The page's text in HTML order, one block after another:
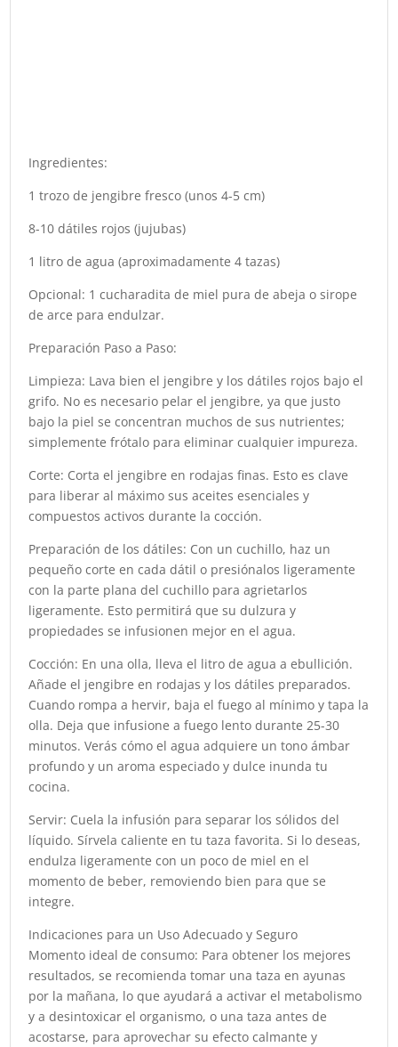
Ingredientes:
1 trozo de jengibre fresco (unos 4-5 cm)
8-10 dátiles rojos (jujubas)
1 litro de agua (aproximadamente 4 tazas)
Opcional: 1 cucharadita de miel pura de abeja o sirope
de arce para endulzar.
Preparación Paso a Paso:
Limpieza: Lava bien el jengibre y los dátiles rojos bajo el
grifo. No es necesario pelar el jengibre, ya que justo
bajo la piel se concentran muchos de sus nutrientes;
simplemente frótalo para eliminar cualquier impureza.
Corte: Corta el jengibre en rodajas finas. Esto es clave
para liberar al máximo sus aceites esenciales y
compuestos activos durante la cocción.
Preparación de los dátiles: Con un cuchillo, haz un
pequeño corte en cada dátil o presiónalos ligeramente
con la parte plana del cuchillo para agrietarlos
ligeramente. Esto permitirá que su dulzura y
propiedades se infusionen mejor en el agua.
Cocción: En una olla, lleva el litro de agua a ebullición.
Añade el jengibre en rodajas y los dátiles preparados.
Cuando rompa a hervir, baja el fuego al mínimo y tapa la
olla. Deja que infusione a fuego lento durante 25-30
minutos. Verás cómo el agua adquiere un tono ámbar
profundo y un aroma especiado y dulce inunda tu
cocina.
Servir: Cuela la infusión para separar los sólidos del
líquido. Sírvela caliente en tu taza favorita. Si lo deseas,
endulza ligeramente con un poco de miel en el
momento de beber, removiendo bien para que se
integre.
Indicaciones para un Uso Adecuado y Seguro
Momento ideal de consumo: Para obtener los mejores
resultados, se recomienda tomar una taza en ayunas
por la mañana, lo que ayudará a activar el metabolismo
y a desintoxicar el organismo, o una taza antes de
acostarse, para aprovechar su efecto calmante y